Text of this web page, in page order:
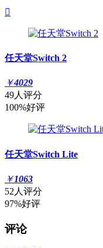

任天堂Switch 2
￥4029
49人评分
100%好评
任天堂Switch Lite
￥1063
52人评分
97%好评
评论